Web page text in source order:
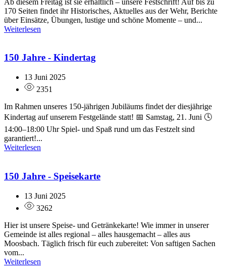
170 Seiten findet ihr Historisches, Aktuelles aus der Wehr, Berichte
über Einsätze, Übungen, lustige und schöne Momente – und...
Weiterlesen
150 Jahre - Kindertag
13 Juni 2025
2351
Im Rahmen unseres 150-jährigen Jubiläums findet der diesjährige
Kindertag auf unserem Festgelände statt! 📅 Samstag, 21. Juni 🕓
14:00–18:00 Uhr Spiel- und Spaß rund um das Festzelt sind
garantiert!...
Weiterlesen
150 Jahre - Speisekarte
13 Juni 2025
3262
Hier ist unsere Speise- und Getränkekarte! Wie immer in unserer
Gemeinde ist alles regional – alles hausgemacht – alles aus
Moosbach. Täglich frisch für euch zubereitet: Von saftigen Sachen
vom...
Weiterlesen